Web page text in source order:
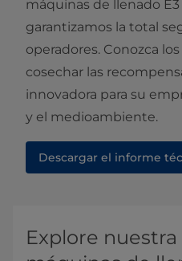
máquinas de llenado
garantizamos la total
operadores. Conozca
cosechar las
innovadora para su
y el medioambiente.
Descargar el informe
Explore